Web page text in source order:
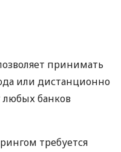
принимать
или дистанционно
любых банков
требуется